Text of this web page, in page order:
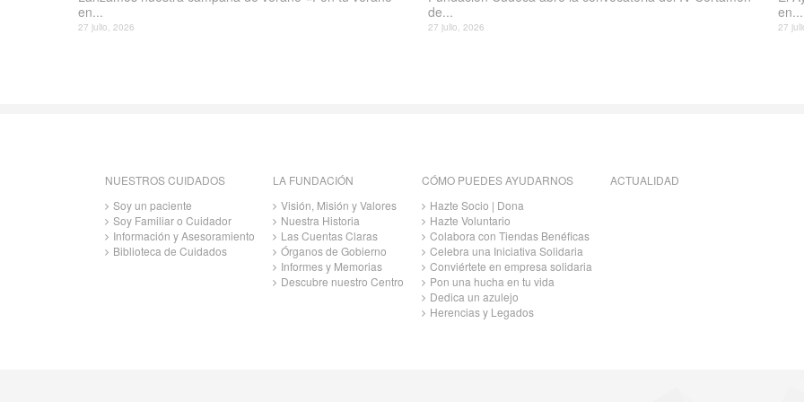
en...
27 julio, 2026
de...
27 julio, 2026
en...
27
NUESTROS CUIDADOS
Soy un paciente
Soy Familiar o Cuidador
Información y Asesoramiento
Biblioteca de Cuidados
LA FUNDACIÓN
Visión, Misión y Valores
Nuestra Historia
Las Cuentas Claras
Órganos de Gobierno
Informes y Memorias
Descubre nuestro Centro
CÓMO PUEDES AYUDARNOS
Hazte Socio | Dona
Hazte Voluntario
Colabora con Tiendas Benéficas
Celebra una Iniciativa Solidaria
Conviértete en empresa solidaria
Pon una hucha en tu vida
Dedica un azulejo
Herencias y Legados
ACTUALIDAD